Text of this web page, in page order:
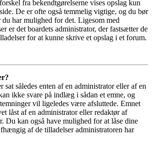
fra bekendtgørelserne vises opslag kun
De er ofte også temmelig vigtige, og du bør
du har mulighed for det. Ligesom med
er det boardets administrator, der fastsætter de
for at kunne skrive et opslag i et forum.
sat således enten af en administrator eller af en
ikke svare på indlæg i sådan et emne, og
vil ligeledes være afsluttede. Emnet
låst af en administrator eller redaktør af
Du kan også have mulighed for at låse dine
af de tilladelser administratoren har